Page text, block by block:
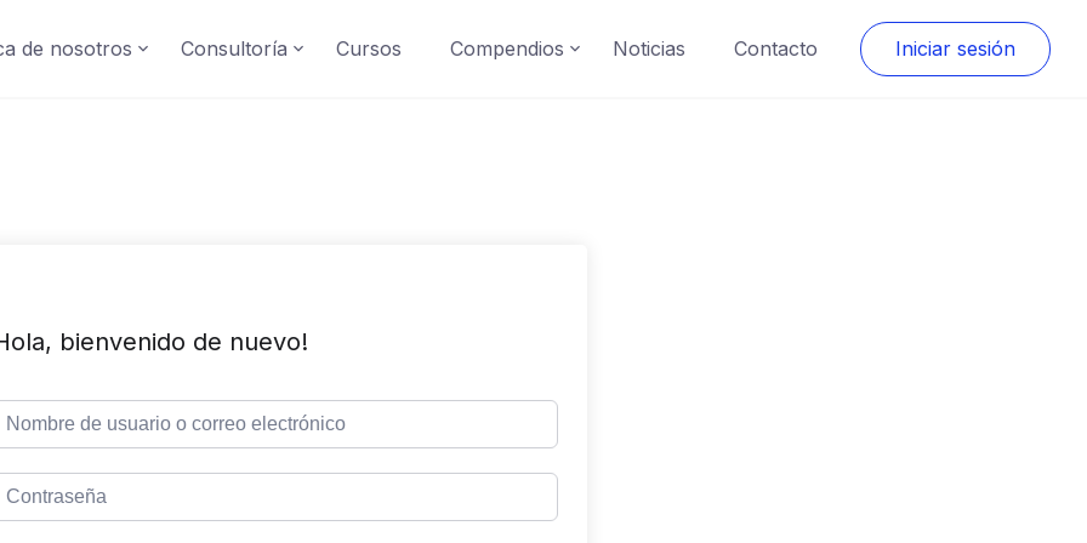
de nosotros Consultoría Cursos Compendios Noticias Contacto Iniciar sesión
bienvenido de nuevo!